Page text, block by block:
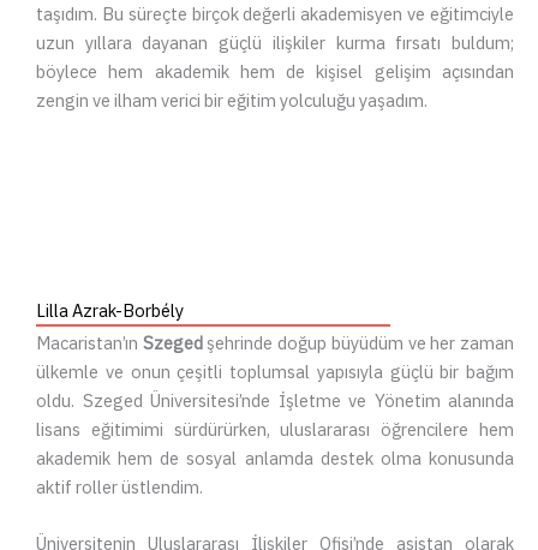
taşıdım. Bu süreçte birçok değerli akademisyen ve eğitimciyle
uzun yıllara dayanan güçlü ilişkiler kurma fırsatı buldum;
böylece hem akademik hem de kişisel gelişim açısından
zengin ve ilham verici bir eğitim yolculuğu yaşadım.
Lilla Azrak-Borbély
Macaristan’ın Szegedşehrinde doğup büyüdüm ve her zaman
ülkemle ve onun çeşitli toplumsal yapısıyla güçlü bir bağım
oldu. Szeged Üniversitesi’nde İşletme ve Yönetim alanında
lisans eğitimimi sürdürürken, uluslararası öğrencilere hem
akademik hem de sosyal anlamda destek olma konusunda
aktif roller üstlendim.
Üniversitenin Uluslararası İlişkiler Ofisi’nde asistan olarak